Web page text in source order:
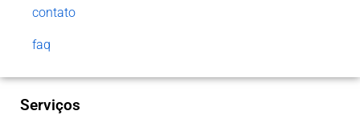
contato
faq
Serviços